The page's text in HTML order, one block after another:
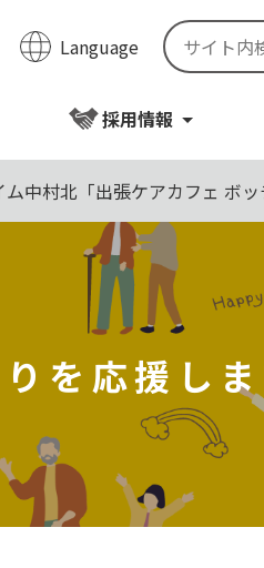
Language
採用情報
ム中村北「出張ケアカフェ ボ
を応援し